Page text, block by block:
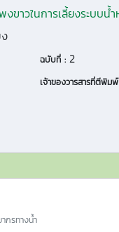
ขาวในการเลี้ยงระบบ
ฉบับที่ : 2
เจ้าของวารสารที่ตีพิม
กรทางน้ำ